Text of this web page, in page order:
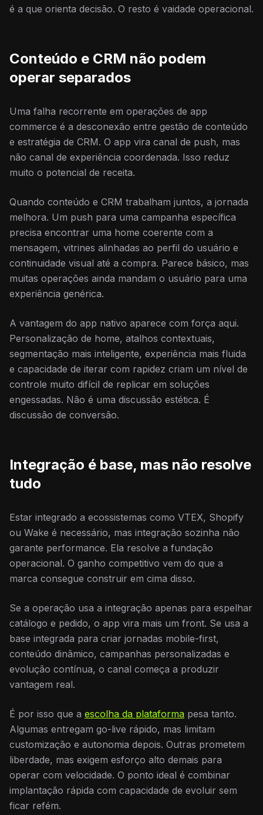
é a que orienta decisão. O resto é vaidade operacional.
Conteúdo e CRM não podem
operar separados
Uma falha recorrente em operações de app
commerce é a desconexão entre gestão de conteúdo
e estratégia de CRM. O app vira canal de push, mas
não canal de experiência coordenada. Isso reduz
muito o potencial de receita.
Quando conteúdo e CRM trabalham juntos, a jornada
melhora. Um push para uma campanha específica
precisa encontrar uma home coerente com a
mensagem, vitrines alinhadas ao perfil do usuário e
continuidade visual até a compra. Parece básico, mas
muitas operações ainda mandam o usuário para uma
experiência genérica.
A vantagem do app nativo aparece com força aqui.
Personalização de home, atalhos contextuais,
segmentação mais inteligente, experiência mais fluida
e capacidade de iterar com rapidez criam um nível de
controle muito difícil de replicar em soluções
engessadas. Não é uma discussão estética. É
discussão de conversão.
Integração é base, mas não resolve
tudo
Estar integrado a ecossistemas como VTEX, Shopify
ou Wake é necessário, mas integração sozinha não
garante performance. Ela resolve a fundação
operacional. O ganho competitivo vem do que a
marca consegue construir em cima disso.
Se a operação usa a integração apenas para espelhar
catálogo e pedido, o app vira mais um front. Se usa a
base integrada para criar jornadas mobile-first,
conteúdo dinâmico, campanhas personalizadas e
evolução contínua, o canal começa a produzir
vantagem real.
É por isso que a escolha da plataforma pesa tanto.
Algumas entregam go-live rápido, mas limitam
customização e autonomia depois. Outras prometem
liberdade, mas exigem esforço alto demais para
operar com velocidade. O ponto ideal é combinar
implantação rápida com capacidade de evoluir sem
ficar refém.